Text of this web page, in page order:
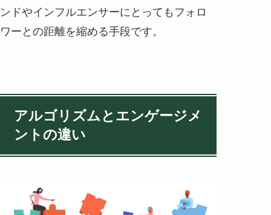
ンドやインフルエンサーにとってもフォロ
ワーとの距離を縮める手段です。
アルゴリズムとエンゲージメ
ントの違い